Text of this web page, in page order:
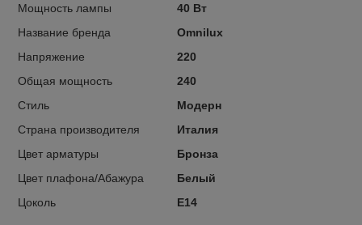
Мощность лампы
40 Вт
Название бренда
Omnilux
Напряжение
220
Общая мощность
240
Стиль
Модерн
Страна производителя
Италия
Цвет арматуры
Бронза
Цвет плафона/Абажура
Белый
Цоколь
E14